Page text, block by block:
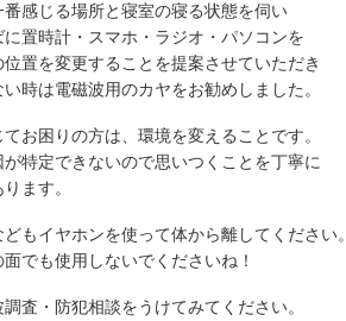
感じる場所と寝室の寝る状態を伺い
置時計・スマホ・ラジオ・パソコンを
置を変更することを提案させていただき
時は電磁波用のカヤをお勧めしました。
お困りの方は、環境を変えることです。
特定できないので思いつくことを丁寧に
ます。
もイヤホンを使って体から離してください。
でも使用しないでくださいね！
査・防犯相談をうけてみてください。